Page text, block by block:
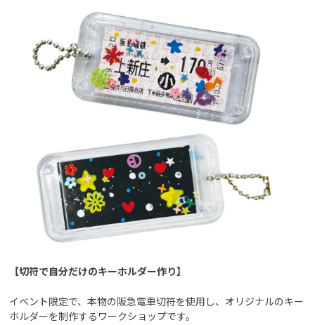
【切符で自分だけのキーホルダー作り】
イベント限定で、本物の阪急電車切符を使用し、オリジナルのキー
ホルダーを制作するワークショップです。